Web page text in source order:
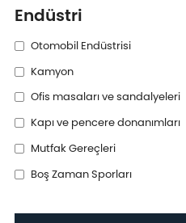
Endüstri
Otomobil Endüstrisi
Kamyon
Ofis masaları ve sandalyeleri
Kapı ve pencere donanımları
Mutfak Gereçleri
Boş Zaman Sporları